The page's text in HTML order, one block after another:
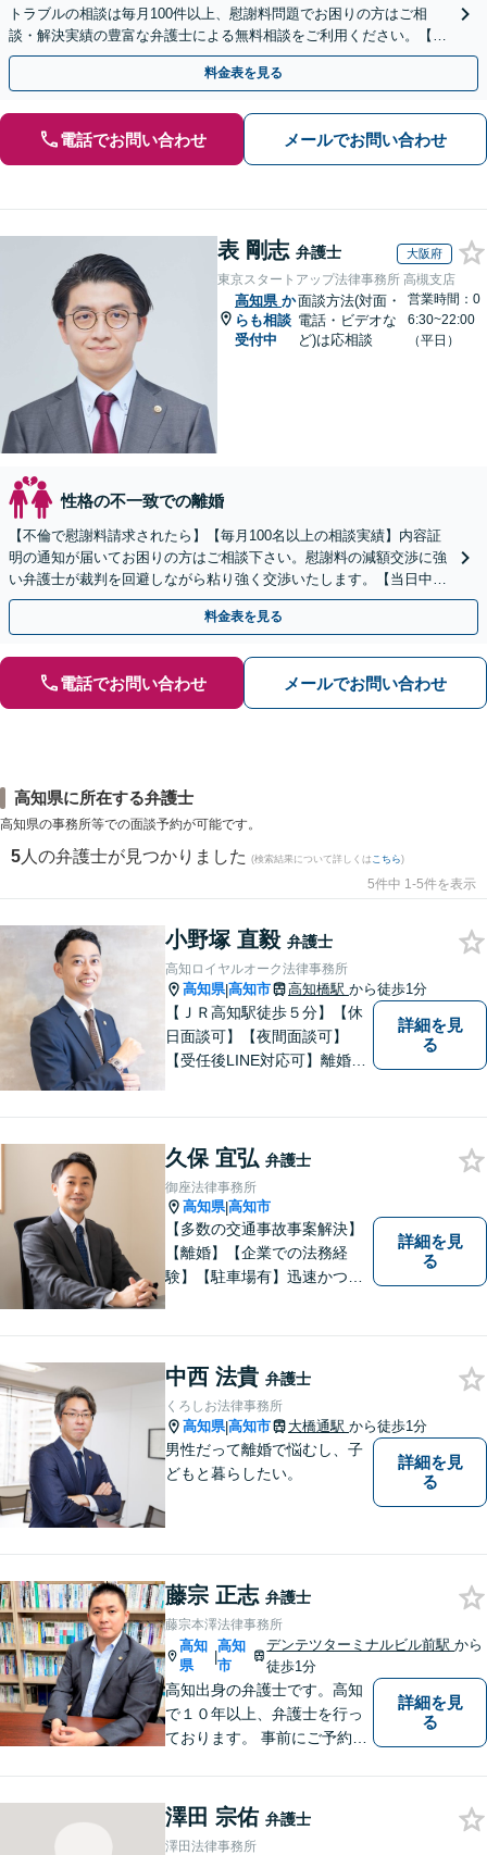
トラブルの相談は毎月100件以上、慰謝料問題でお困りの方はご相
談・解決実績の豊富な弁護士による無料相談をご利用ください。【不
倫相談は初回0円】【全国対応】
料金表を見る
電話でお問い合わせ メールでお問い合わせ
表 剛志 弁護士 大阪府
東京スタートアップ法律事務所 高槻支店
高知県 か
らも相談
受付中
面談方法(対面・
電話・ビデオな
ど)は応相談
営業時間：0
6:30~22:00
（平日）
性格の不一致での離婚
【不倫で慰謝料請求されたら】【毎月100名以上の相談実績】内容証
明の通知が届いてお困りの方はご相談下さい。慰謝料の減額交渉に強
い弁護士が裁判を回避しながら粘り強く交渉いたします。【当日中の
相談可(予約制)】【全国対応】
料金表を見る
電話でお問い合わせ メールでお問い合わせ
高知県に所在する弁護士
高知県の事務所等での面談予約が可能です。
5 人の弁護士が見つかりました (検索結果について詳しくは こちら)
5件中 1-5件を表示
小野塚 直毅 弁護士
高知ロイヤルオーク法律事務所
高知県|高知市 高知橋駅 から徒歩1分
【ＪＲ高知駅徒歩５分】【休
日面談可】【夜間面談可】
【受任後LINE対応可】離婚、
詳細を見
る
久保 宜弘 弁護士
御座法律事務所
高知県|高知市
【多数の交通事故事案解決】
【離婚】【企業での法務経
験】【駐車場有】迅速かつ丁
い。
詳細を見
る
中西 法貴 弁護士
くろしお法律事務所
高知県|高知市 大橋通駅 から徒歩1分
男性だって離婚で悩むし、子
どもと暮らしたい。
詳細を見
る
藤宗 正志 弁護士
藤宗本澤法律事務所
高知
県
|
高知
市
デンテツターミナルビル前駅から
徒歩1分
高知出身の弁護士です。高知
で１０年以上、弁護士を行っ
ております。 事前にご予約を
詳細を見
る
澤田 宗佑 弁護士
澤田法律事務所